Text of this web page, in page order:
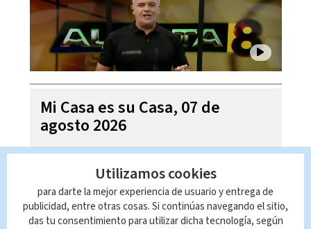
Mi Casa es su Casa, 07 de
agosto 2026
Utilizamos cookies
para darte la mejor experiencia de usuario y entrega de
publicidad, entre otras cosas. Si continúas navegando el sitio,
das tu consentimiento para utilizar dicha tecnología, según